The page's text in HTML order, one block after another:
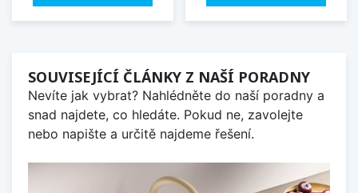
SOUVISEJÍCÍ ČLÁNKY Z NAŠÍ PORADNY
Nevíte jak vybrat? Nahlédněte do naší poradny a
snad najdete, co hledáte. Pokud ne, zavolejte
nebo napište a určitě najdeme řešení.